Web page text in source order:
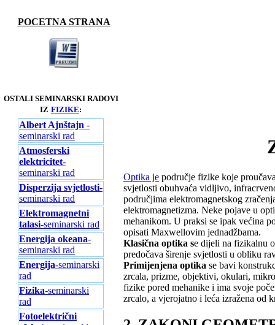
POCETNA STRANA
OSTALI SEMINARSKI RADOVI
IZ FIZIKE:
Albert Ajnštajn -
seminarski rad
Atmosferski
elektricitet-
seminarski rad
Disperzija svjetlosti-
seminarski rad
Elektromagnetni
talasi-seminarski rad
Energija okeana-
seminarski rad
Energija-seminarski
rad
Fizika-seminarski
rad
Fotoelektrični
Optika je područje fizike koje
svjetlosti obuhvaća vidljivo,
područjima elektromagnetskog
elektromagnetizma. Neke pojave u
mehanikom. U praksi se ipak većina
opisati Maxwellovim jednadžbama.
Klasična optika se dijeli na fizikalnu
predočava širenje svjetlosti u obliku
Primijenjena optika se bavi
zrcala, prizme, objektivi, okulari,
fizike pored mehanike i ima svoje
zrcalo, a vjerojatno i leća izražena od